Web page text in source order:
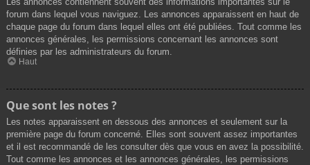
forum dans lequel vous naviguez. Les annonces apparaissent en haut de
chaque page du forum dans lequel elles ont été publiées. Tout comme les
annonces générales, les permissions concernant les annonces sont
définies par les administrateurs du forum.
Haut
Que sont les notes ?
Les notes apparaissent en dessous des annonces et seulement sur la
première page du forum concerné. Elles sont souvent assez importantes
et il est recommandé de les consulter dès que vous en avez la possibilité.
Tout comme les annonces et les annonces générales, les permissions